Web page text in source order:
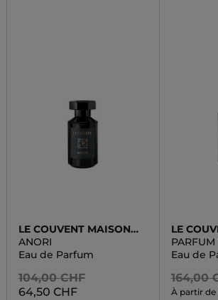
LE COUVENT MAISON
DE PARFUM
ANORI
Eau de Parfum
104,00 CHF
64,50 CHF
LE
DE
Eau de
164,00
À partir de